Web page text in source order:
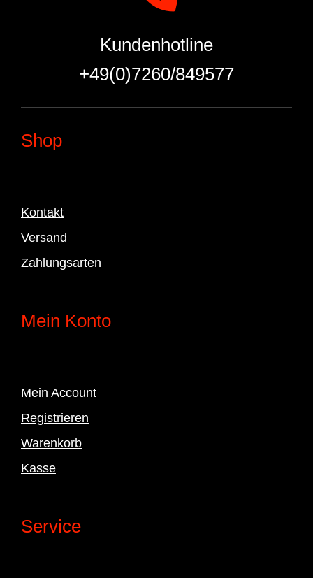
Kundenhotline
+49(0)7260/849577
Shop
Kontakt
Versand
Zahlungsarten
Mein Konto
Mein Account
Registrieren
Warenkorb
Kasse
Service